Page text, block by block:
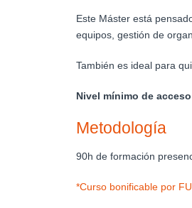
Este Máster está
equipos, gestión de
También es ideal para
Nivel mínimo de
Metodología
90h de formación
*Curso bonificable por